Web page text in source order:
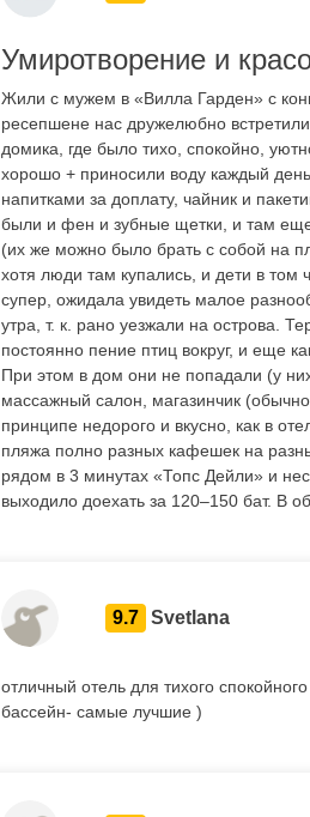
Умиротворение и
Жили с мужем в «Вилла Гарден» с
ресепшене нас дружелюбно
домика, где было тихо, спокойно,
хорошо + приносили воду каждый
напитками за доплату, чайник и
были и фен и зубные щетки, и там
(их же можно было брать с собой на
хотя люди там купались, и дети в том
супер, ожидала увидеть малое
утра, т. к. рано уезжали на острова.
постоянно пение птиц вокруг, и еще
При этом в дом они не попадали (у
массажный салон, магазинчик
принципе недорого и вкусно, как в
пляжа полно разных кафешек на
рядом в 3 минутах «Топс Дейли» и
выходило доехать за 120–150 бат. В
9.7 Svetlana
отличный отель для тихого
бассейн- самые лучшие )